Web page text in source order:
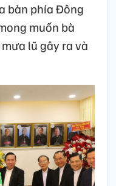
bàn phía Đông
muốn bà
lũ gây ra và